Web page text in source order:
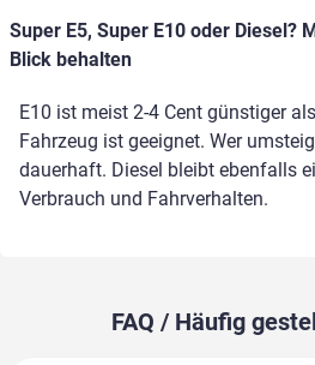
Super E5, Super E10 oder Diesel?
Blick behalten
E10 ist meist 2-4 Cent günstiger
Fahrzeug ist geeignet. Wer
dauerhaft. Diesel bleibt ebenfalls
Verbrauch und Fahrverhalten.
FAQ / Häufig